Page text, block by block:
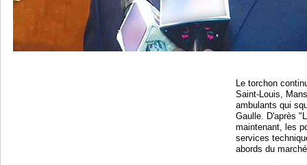
Le torchon
Saint-Louis,
ambulants qui
Gaulle. D'après
maintenant, les
services
abords du